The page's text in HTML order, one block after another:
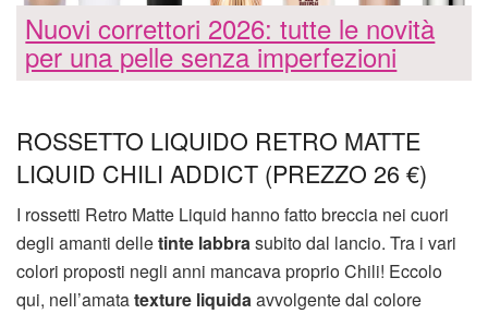
Nuovi correttori 2026: tutte le novità
per una pelle senza imperfezioni
ROSSETTO LIQUIDO RETRO MATTE
LIQUID CHILI ADDICT (PREZZO 26 €)
I rossetti Retro Matte Liquid hanno fatto breccia nei cuori
degli amanti delletinte labbrasubito dal lancio. Tra i vari
colori proposti negli anni mancava proprio Chili! Eccolo
qui, nell’amatatexture liquidaavvolgente dal colore